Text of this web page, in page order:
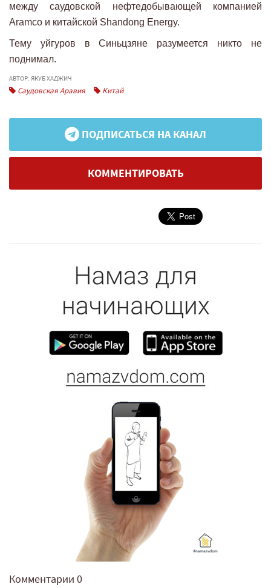
между саудовской нефтедобывающей компанией
Aramco и китайской Shandong Energy.
Тему уйгуров в Синьцзяне разумеется никто не
поднимал.
АВТОР: ЯКУБ ХАДЖИЧ
Саудовская Аравия Китай
ПОДПИСАТЬСЯ НА КАНАЛ
КОММЕНТИРОВАТЬ
Комментарии 0